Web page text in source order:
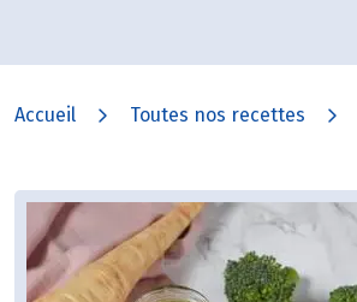
Accueil Toutes nos recettes